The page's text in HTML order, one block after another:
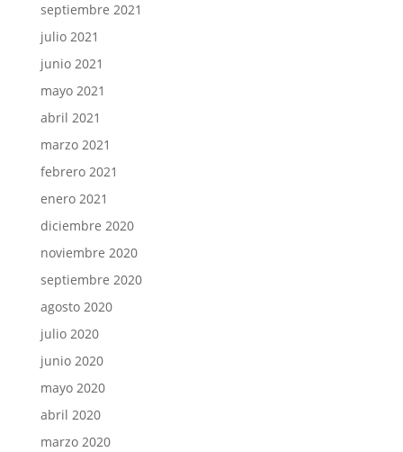
septiembre 2021
julio 2021
junio 2021
mayo 2021
abril 2021
marzo 2021
febrero 2021
enero 2021
diciembre 2020
noviembre 2020
septiembre 2020
agosto 2020
julio 2020
junio 2020
mayo 2020
abril 2020
marzo 2020